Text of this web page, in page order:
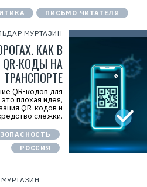
ПИСЬМО ЧИТАТЕЛЯ
МУРТАЗИН
КАК В
КОДЫ НА
ТРАНСПОРТЕ
QR-кодов для
плохая идея,
QR-кодов и
слежки.
РОССИЯ